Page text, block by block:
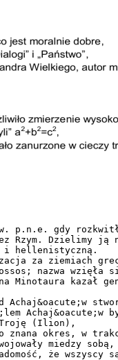
p.n.e. gdy
Rzym. Dzielimy ją
i hellenistyczną.
za ziemiach
nazwa wzięła
Minotaura kazał
Achaj&oacute;w
Troję (Ilion),
znana okres, w
miedzy sobą,
że wszyscy